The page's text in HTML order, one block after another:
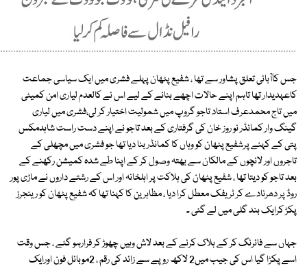
جس کاآبائی تعلق پشاور سے تھا ، شفیع پٹھان پہلے فشری میں ایک سیاسی جماعت
کاعہدیدار تھا تاہم اپنے حالات اچھے بنانے کے لیے اس نے کالعدم لیاری امن کمیٹی
میں تاج محمدعرف استاد تاجو گروپ میں شمولیت اختیار کر لی،فشری میں لیاری
گینگ وار کمانڈر نو روز خان کی گرفتاری کے بعد تاجو نے اپنے دست راست شاہدمکس
پتی کے کہنے پرشفیع پٹھان کو وہاں کا کمانڈر بنا دیا تھا جو فشری میں مچھلی کے
تاجروں اور لانچوں کے مالکان سے بھتہ وصول کر کے اپنا طے شدہ کمیشن رکھنے کے
بعد تاجو کو دیتا تھا ، شفیع پٹھان کی ہلاکت پر اہلخانہ اور اس کے رشتے داروں نے ماڑی پور
روڈ پر دھرنادے کر ٹریفک معطل کرا دیا ، مظاہرین کا کہنا تھا کہ شفیع پٹھان کو رینجرز
پکڑ کرایک بند گلی میں لے گئی ۔
جہاں سے فائرنگ کر کے ہلاک کرنے کے بعد لاش وہیں چھوڑ کر فرارہو گئے ، جس وقت
اسے پکڑا گیا اس کی جیب میں2 لاکھ روپے سے زائد کی رقم ، 2موبائل فون اورایک